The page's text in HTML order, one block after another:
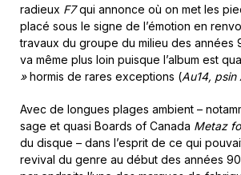
radieux F7qui annonce où on met les
placé sous le signe de l’émotion en
travaux du groupe du milieu des années
va même plus loin puisque l’album est
»hormis de rares exceptions (Au14, psin
Avec de longues plages ambient –
sage et quasi Boards of Canada Metaz
du disque – dans l’esprit de ce qui
revival du genre au début des années